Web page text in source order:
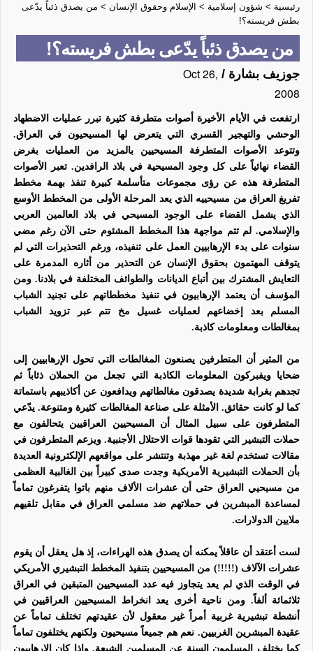
رئيسية > شؤون إسلامية > الإسلام وحقوق الإنسان > من يصدق ذئباً يدّعى
بطش فريسته؟!
من يصدق ذئباً يدّعى بطش فريسته؟!
جوزيف بشارة /
Oct 26,
2008
ارتفعت في الأيام الأخيرة أصوات متطرفة كثيرة تبرر عمليات الاضطهاد
الوحشي والتهجير القسري التي يتعرض لها المسيحيون في العراق.
وتتوعد الأصوات المتطرفة المسيحيين بالمزيد من العمليات بغرض
القضاء نهائياً على كل وجود المسيحية في بلاد الرافدين. تعبر الأصوات
المتطرفة هذه عن رؤى مجموعات متأسلمة كبيرة تنفذ بهمة مخطط
تفريغ العراق من مسيحييه الذي يعد المرحلة الأولى من المخطط الأوسع
الذي يشمل القضاء على الوجود المسيحي في بلاد العالمين العربي
والإسلامي. لم تتم مواجهة هذا المخطط المشئوم حتى الآن رغم مضي
سنوات على بدء الإرهابيين العمل على تنفيذه، ورغم التحذيرات التي لم
يتوقف المهتمون بحقوق الإنسان عن التحذير من أثاره المدمرة على
التعايش المشترك بين أتباع الديانات والطوائف المختلفة في بلادنا. ومن
المؤسف أن يعتمد الإرهابيون في تنفيذ مخططاتهم على تجنيد الشباب
المسلم بعد إخضاعهم لعمليات غسيل مخ تتم عبر تزويد الشباب
بمغالطات ومعلومات كاذبة.
من المثير أن المتطرفين يصنعون المغالطات التي تحول الإرهابيين إلى
ضحايا ويفبركون المعلومات الكاذبة التي تجعل من الحملان ذئاباً ثم
تجدهم بغرابة شديدة يصدقون مغالطاتهم ويدافعون عن أكاذيبهم باستماتة
كما لو كانت حقائق. الأمثلة على صناعة المغالطات كثيرة ومتنوعة. يدّعي
المتطرفون على سبيل المثال أن المسيحيين العراقيين يتحالفون مع
حملات التبشير التي تقودها قوات الاحتلال الأجنبية. ويزعم المتطرفون في
مقالات تستخدم لغة غير مهذبة وتنتشر على مواقعهم الإلكترونية العديدة
بأن الحملات التبشيرية الأمريكية وجدت صدى كبيراً بين الغالبية العظمى
من مسيحيي العراق حتى أن عشرات الألاف منهم باتوا يتفرغون تماماً
لمساعدة المبشرين في حملاتهم ضد مسلمي العراق في مقابل تلقيهم
ملايين الدولارات.
لست أعتقد أن عاقلاً يمكنه أن يصدق هذه الهراءات، إذ هل يعقل أن يقوم
عشرات الآلاف (!!!!!) من المسيحيين بتنفيذ المخطط التبشيري الأمريكي
في الوقت الذي لم يعد يتجاوز فيه عدد المسيحيين المتبقين في العراق
ثلاثمائة ألفاً. ومن ناحية أخرى يعد انخراط المسيحيين العراقيين في
أنشطة تبشيرية غربية أمراً غير معقول لأن عقيدتهم تختلف تماماً عن
عقيدة المبشرين الغربيين. نعم هم جميعاً مسيحيون ولكنهم يختلفون تماماً
كما يختلف المسلمون السنة عن المسلمين الشيعة. وإذا كان الإرهابيون